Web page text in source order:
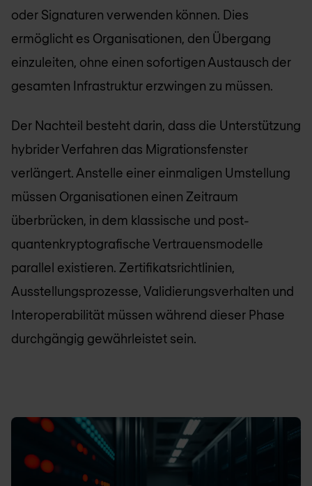
oder Signaturen verwenden können. Dies
ermöglicht es Organisationen, den Übergang
einzuleiten, ohne einen sofortigen Austausch der
gesamten Infrastruktur erzwingen zu müssen.
Der Nachteil besteht darin, dass die Unterstützung
hybrider Verfahren das Migrationsfenster
verlängert. Anstelle einer einmaligen Umstellung
müssen Organisationen einen Zeitraum
überbrücken, in dem klassische und post-
quantenkryptografische Vertrauensmodelle
parallel existieren. Zertifikatsrichtlinien,
Ausstellungsprozesse, Validierungsverhalten und
Interoperabilität müssen während dieser Phase
durchgängig gewährleistet sein.